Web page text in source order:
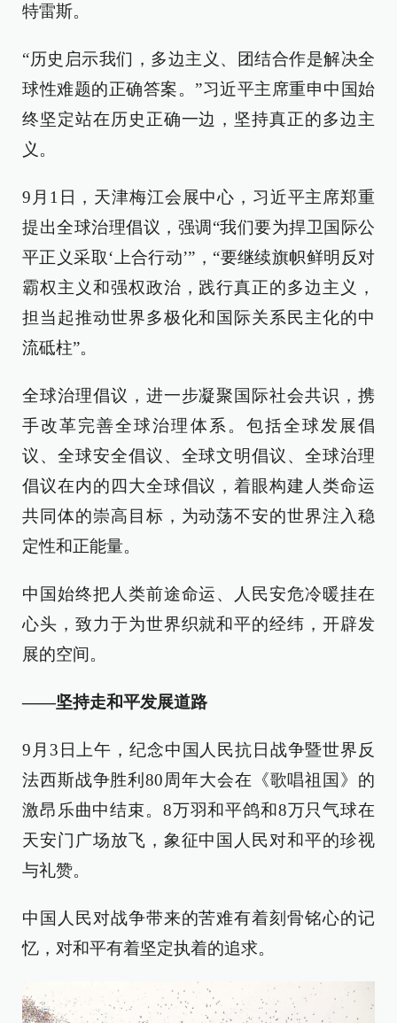
特雷斯。
“历史启示我们，多边主义、团结合作是解决全
球性难题的正确答案。”习近平主席重申中国始
终坚定站在历史正确一边，坚持真正的多边主
义。
9月1日，天津梅江会展中心，习近平主席郑重
提出全球治理倡议，强调“我们要为捍卫国际公
平正义采取‘上合行动’”，“要继续旗帜鲜明反对
霸权主义和强权政治，践行真正的多边主义，
担当起推动世界多极化和国际关系民主化的中
流砥柱”。
全球治理倡议，进一步凝聚国际社会共识，携
手改革完善全球治理体系。包括全球发展倡
议、全球安全倡议、全球文明倡议、全球治理
倡议在内的四大全球倡议，着眼构建人类命运
共同体的崇高目标，为动荡不安的世界注入稳
定性和正能量。
中国始终把人类前途命运、人民安危冷暖挂在
心头，致力于为世界织就和平的经纬，开辟发
展的空间。
——坚持走和平发展道路
9月3日上午，纪念中国人民抗日战争暨世界反
法西斯战争胜利80周年大会在《歌唱祖国》的
激昂乐曲中结束。8万羽和平鸽和8万只气球在
天安门广场放飞，象征中国人民对和平的珍视
与礼赞。
中国人民对战争带来的苦难有着刻骨铭心的记
忆，对和平有着坚定执着的追求。